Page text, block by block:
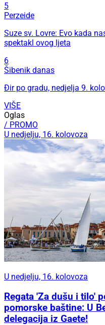
5
Perzeide
Suze sv. Lovre: Evo kada
spektakl ovog ljeta
6
Šibenik danas
Đir po gradu, nedjelja 9.
VIŠE
Oglas
/ PROMO
U nedjelju, 16. kolovoza
U nedjelju, 16. kolovoza
Regata 'Za dušu i tilo'
pomorske baštine: U
delegacija iz Gaete!